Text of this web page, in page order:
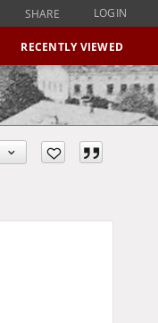
SHARE LOGIN
RECENTLY VIEWED